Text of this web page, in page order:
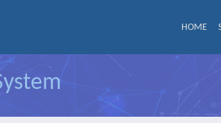
HOME